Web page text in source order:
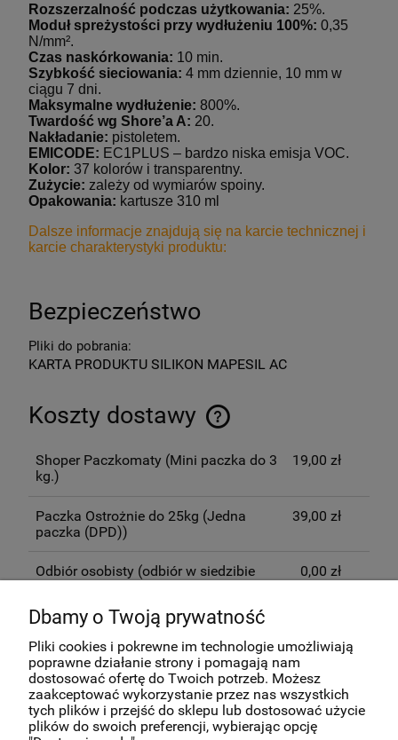
Rozszerzalność podczas użytkowania: 25%.
Moduł spreżystości przy wydłużeniu 100%: 0,35
N/mm².
Czas naskórkowania: 10 min.
Szybkość sieciowania: 4 mm dziennie, 10 mm w
ciągu 7 dni.
Maksymalne wydłużenie: 800%.
Twardość wg Shore’a A: 20.
Nakładanie: pistoletem.
EMICODE: EC1PLUS – bardzo niska emisja VOC.
Kolor: 37 kolorów i transparentny.
Zużycie: zależy od wymiarów spoiny.
Opakowania: kartusze 310 ml
Dalsze informacje znajdują się na karcie technicznej i
karcie charakterystyki produktu:
Bezpieczeństwo
Pliki do pobrania:
KARTA PRODUKTU SILIKON MAPESIL AC
Koszty dostawy
Cena nie zawiera ewentualnych kosztów płatności
Shoper Paczkomaty (Mini paczka do 3
kg.)
19,00 zł
Paczka Ostrożnie do 25kg (Jedna
paczka (DPD))
39,00 zł
Odbiór osobisty (odbiór w siedzibie
0,00 zł
Opinie o produkcie (0)
Pomoc
Dbamy o Twoją prywatność
Pliki cookies i pokrewne im technologie umożliwiają
poprawne działanie strony i pomagają nam
dostosować ofertę do Twoich potrzeb. Możesz
zaakceptować wykorzystanie przez nas wszystkich
tych plików i przejść do sklepu lub dostosować użycie
plików do swoich preferencji, wybierając opcję